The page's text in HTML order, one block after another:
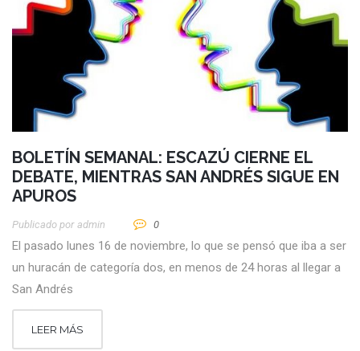
BOLETÍN SEMANAL: ESCAZÚ CIERNE EL
DEBATE, MIENTRAS SAN ANDRÉS SIGUE EN
APUROS
Publicado por Admin 0
El pasado lunes 16 de noviembre, lo que se pensó que iba a ser
un huracán de categoría dos, en menos de 24 horas al llegar a
San Andrés
LEER MÁS